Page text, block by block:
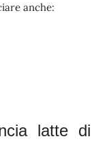
anche:
latte di